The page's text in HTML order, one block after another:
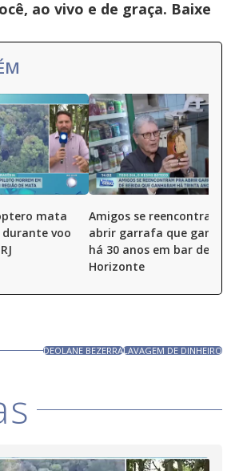
ao vivo e de graça. Baixe
mata
voo
Amigos se reencontram
abrir garrafa que
há 30 anos em bar de
Horizonte
DEOLANE BEZERRALAVAGEM DE DINHEIRO